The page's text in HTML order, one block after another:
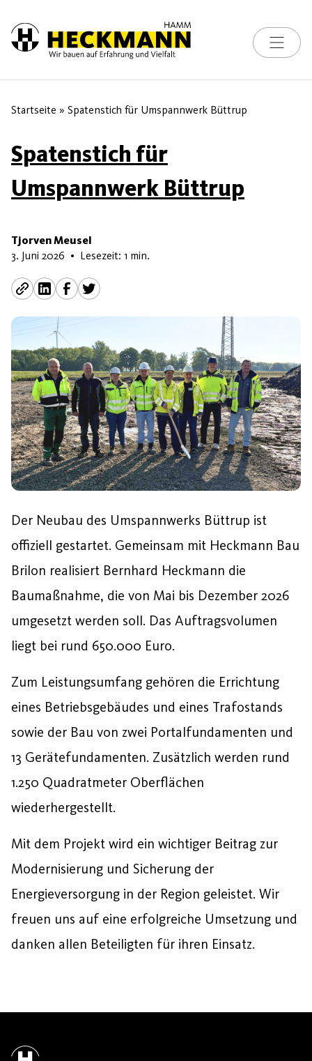
Skip to content
Toggle
Startseite » Spatenstich für Umspannwerk Büttrup
Spatenstich für
Umspannwerk Büttrup
Tjorven Meusel
3. Juni 2026 3. Juni 2026
• Lesezeit: 1 min.
Der Neubau des Umspannwerks Büttrup ist
offiziell gestartet. Gemeinsam mit Heckmann Bau
Brilon realisiert Bernhard Heckmann die
Baumaßnahme, die von Mai bis Dezember 2026
umgesetzt werden soll. Das Auftragsvolumen
liegt bei rund 650.000 Euro.
Zum Leistungsumfang gehören die Errichtung
eines Betriebsgebäudes und eines Trafostands
sowie der Bau von zwei Portalfundamenten und
13 Gerätefundamenten. Zusätzlich werden rund
1.250 Quadratmeter Oberflächen
wiederhergestellt.
Mit dem Projekt wird ein wichtiger Beitrag zur
Modernisierung und Sicherung der
Energieversorgung in der Region geleistet. Wir
freuen uns auf eine erfolgreiche Umsetzung und
danken allen Beteiligten für ihren Einsatz.